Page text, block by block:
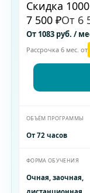
Скидка
7 500 ₽От 6
От 1083 руб. /
Рассрочка 6 мес. от
ОБЪЁМ ПРОГРАММЫ
От 72 часов
ФОРМА ОБУЧЕНИЯ
Очная, заочная,